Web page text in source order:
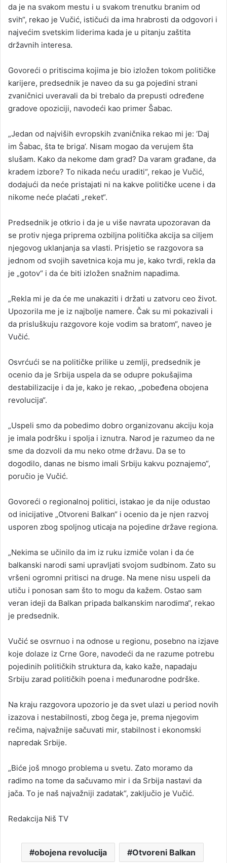
da je na svakom mestu i u svakom trenutku branim od
svih“, rekao je Vučić, ističući da ima hrabrosti da odgovori i
najvećim svetskim liderima kada je u pitanju zaštita
državnih interesa.
Govoreći o pritiscima kojima je bio izložen tokom političke
karijere, predsednik je naveo da su ga pojedini strani
zvaničnici uveravali da bi trebalo da prepusti određene
gradove opoziciji, navodeći kao primer Šabac.
„Jedan od najviših evropskih zvaničnika rekao mi je: ‘Daj
im Šabac, šta te briga’. Nisam mogao da verujem šta
slušam. Kako da nekome dam grad? Da varam građane, da
kradem izbore? To nikada neću uraditi“, rekao je Vučić,
dodajući da neće pristajati ni na kakve političke ucene i da
nikome neće plaćati „reket“.
Predsednik je otkrio i da je u više navrata upozoravan da
se protiv njega priprema ozbiljna politička akcija sa ciljem
njegovog uklanjanja sa vlasti. Prisjetio se razgovora sa
jednom od svojih savetnica koja mu je, kako tvrdi, rekla da
je „gotov“ i da će biti izložen snažnim napadima.
„Rekla mi je da će me unakaziti i držati u zatvoru ceo život.
Upozorila me je iz najbolje namere. Čak su mi pokazivali i
da prisluškuju razgovore koje vodim sa bratom“, naveo je
Vučić.
Osvrćući se na političke prilike u zemlji, predsednik je
ocenio da je Srbija uspela da se odupre pokušajima
destabilizacije i da je, kako je rekao, „pobeđena obojena
revolucija“.
„Uspeli smo da pobedimo dobro organizovanu akciju koja
je imala podršku i spolja i iznutra. Narod je razumeo da ne
sme da dozvoli da mu neko otme državu. Da se to
dogodilo, danas ne bismo imali Srbiju kakvu poznajemo“,
poručio je Vučić.
Govoreći o regionalnoj politici, istakao je da nije odustao
od inicijative „Otvoreni Balkan“ i ocenio da je njen razvoj
usporen zbog spoljnog uticaja na pojedine države regiona.
„Nekima se učinilo da im iz ruku izmiče volan i da će
balkanski narodi sami upravljati svojom sudbinom. Zato su
vršeni ogromni pritisci na druge. Na mene nisu uspeli da
utiču i ponosan sam što to mogu da kažem. Ostao sam
veran ideji da Balkan pripada balkanskim narodima“, rekao
je predsednik.
Vučić se osvrnuo i na odnose u regionu, posebno na izjave
koje dolaze iz Crne Gore, navodeći da ne razume potrebu
pojedinih političkih struktura da, kako kaže, napadaju
Srbiju zarad političkih poena i međunarodne podrške.
Na kraju razgovora upozorio je da svet ulazi u period novih
izazova i nestabilnosti, zbog čega je, prema njegovim
rečima, najvažnije sačuvati mir, stabilnost i ekonomski
napredak Srbije.
„Biće još mnogo problema u svetu. Zato moramo da
radimo na tome da sačuvamo mir i da Srbija nastavi da
jača. To je naš najvažniji zadatak“, zaključio je Vučić.
Redakcija Niš TV
obojena revolucija Otvoreni Balkan